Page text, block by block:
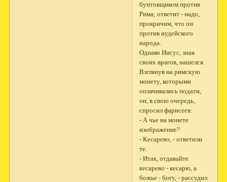
бунтовщиком против
Рима; ответит - надо,
прокричим, что он
против иудейского
народа.
Однако Иисус, зная
своих врагов, нашелся.
Взглянув на римскую
монету, которыми
оплачивались подати,
он, в свою очередь,
спросил фарисеев:
- А чье на монете
изображение?
- Кесарево, - ответили
те.
- Итак, отдавайте
кесарево - кесарю, а
божье - богу, - рассудил